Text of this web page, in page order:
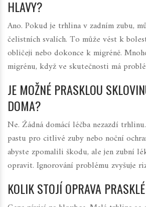
HLAVY?
Ano. Pokud je trhlina v zadním zubu,
čelistních svalích. To může vést k
obličeji nebo dokonce k migréně.
migrénu, když ve skutečnosti má
JE MOŽNÉ PRASKLOU
DOMA?
Ne. Žádná domácí léčba nezazdí
pastu pro citlivé zuby nebo noční
abyste zpomalili škodu, ale jen zubní
opravit. Ignorování problému zvyšuje
KOLIK STOJÍ OPRAVA